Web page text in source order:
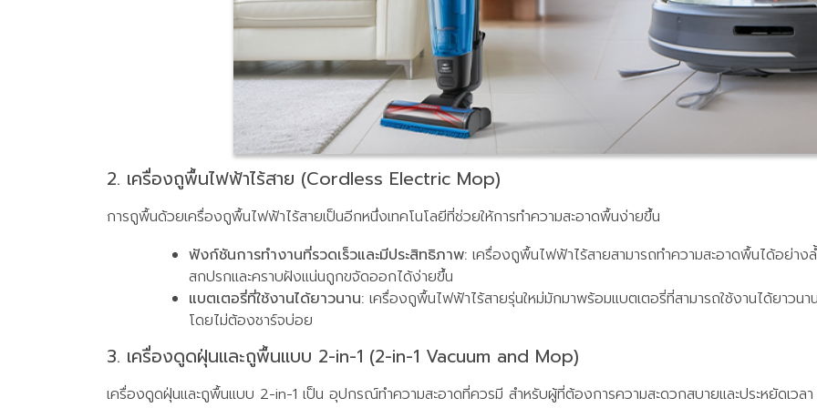
2. เครื่องถูพื้นไฟฟ้าไร้สาย (Cordless Electric Mop)
การถูพื้นด้วยเครื่องถูพื้นไฟฟ้าไร้สายเป็นอีกหนึ่งเทคโนโลยีที่ช่วยให้การทำความสะอาดพื้นง่ายขึ้น
ฟังก์ชันการทำงานที่รวดเร็วและมีประสิทธิภาพ: เครื่องถูพื้นไฟฟ้าไร้สายสามารถทำความสะอาดพื้นได้อย่า
สกปรกและคราบฝังแน่นถูกขจัดออกได้ง่ายขึ้น
แบตเตอรี่ที่ใช้งานได้ยาวนาน: เครื่องถูพื้นไฟฟ้าไร้สายรุ่นใหม่มักมาพร้อมแบตเตอรี่ที่สามารถใช้งานได้ยาว
โดยไม่ต้องชาร์จบ่อย
3. เครื่องดูดฝุ่นและถูพื้นแบบ 2-in-1 (2-in-1 Vacuum and Mop)
เครื่องดูดฝุ่นและถูพื้นแบบ 2-in-1 เป็น อุปกรณ์ทำความสะอาดที่ควรมี สำหรับผู้ที่ต้องการความสะดวกสบายและประหยัดเวลา